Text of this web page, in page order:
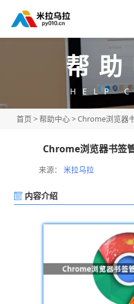
帮助
HELP
首页 >帮助中心> Chrome浏览器
Chrome浏览器书签
来源： 米拉乌拉
内容介绍